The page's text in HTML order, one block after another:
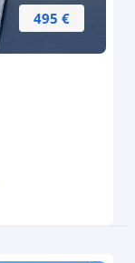
495 €